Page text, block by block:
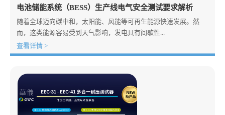
电池储能系统（BESS）生产线电气安全测试要求解析
随着全球迈向碳中和，太阳能、风能等可再生能源快速发展。然
而，这类能源容易受到天气影响，发电具有间歇性...
查看详情 >